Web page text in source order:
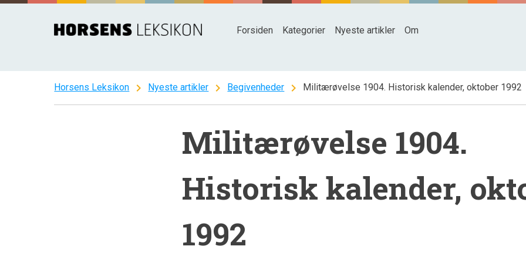
Spring
Forsiden Kategorier Nyeste artikler Om
Horsens Leksikon chevron_right Nyeste artikler chevron_right Begivenheder chevron_right Militærøvelse 1904. Historisk kalender, oktober 1992
Militærøvelse 1904.
Historisk kalender,
1992